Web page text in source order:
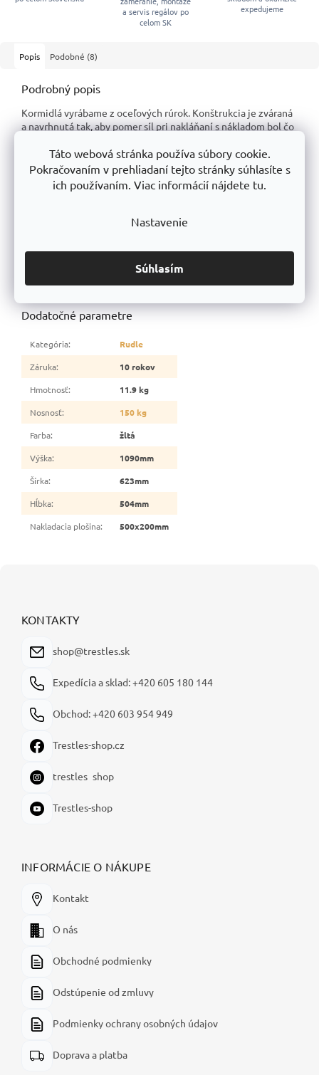
Táto webová stránka používa súbory cookie.
Pokračovaním v prehliadaní tejto stránky súhlasíte s
ich používaním. Viac informácií nájdete tu.
Nastavenie
Súhlasím
a servis regálov po
celom SK
expedujeme
Popis Podobné (8)
Podrobný popis
Kormidlá vyrábame z oceľových rúrok. Konštrukcia je zváraná
a navrhnutá tak, aby pomer síl pri nakláňaní s nákladom bol čo
Kolesá sú zpevného polyuretánu s priemerom 260 mm.
Vďaka polyuretánovému materiálu sú kolesá odolné proti
prepichnutiu.
Povrch materiálu je práškovo lakovaný -RAL1004
Dodatočné parametre
Kategória:
Rudle
Záruka:
10 rokov
Hmotnosť:
11.9 kg
Nosnosť:
150 kg
Farba:
žltá
Výška:
1090mm
Šírka:
623mm
Hĺbka:
504mm
Nakladacia plošina: 500x200mm
KONTAKTY
shop@trestles.sk
Expedícia a sklad: +420 605 180 144
Obchod: +420 603 954 949
Trestles-shop.cz
trestles_shop
Trestles-shop
INFORMÁCIE O NÁKUPE
Kontakt
O nás
Obchodné podmienky
Odstúpenie od zmluvy
Podmienky ochrany osobných údajov
Doprava a platba